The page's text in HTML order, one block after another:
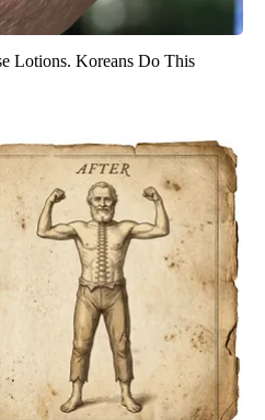
Lotions. Koreans Do This